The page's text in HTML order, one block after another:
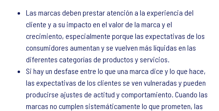
Las marcas deben prestar atención a la experiencia del
cliente y a su impacto en el valor de la marca y el
crecimiento, especialmente porque las expectativas de los
consumidores aumentan y se vuelven más líquidas en las
diferentes categorías de productos y servicios.
Si hay un desfase entre lo que una marca dice y lo que hace,
las expectativas de los clientes se ven vulneradas y pueden
producirse ajustes de actitud y comportamiento. Cuando las
marcas no cumplen sistemáticamente lo que prometen, las